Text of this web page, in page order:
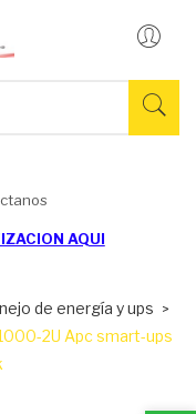
AQUI
de energía y ups
2U Apc smart-ups